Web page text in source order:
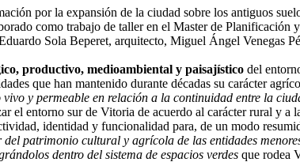
por la expansión de la ciudad sobre los antiguos
como trabajo de taller en el Master de
Sola Beperet, arquitecto, Miguel Ángel Venegas
productivo, medioambiental y paisajístico del
que han mantenido durante décadas su carácter
vivo y permeable en relación a la continuidad entre la
el entorno sur de Vitoria de acuerdo al carácter rural y a
identidad y funcionalidad para, de un modo
patrimonio cultural y agrícola de las entidades
dentro del sistema de espacios verdes que rodea